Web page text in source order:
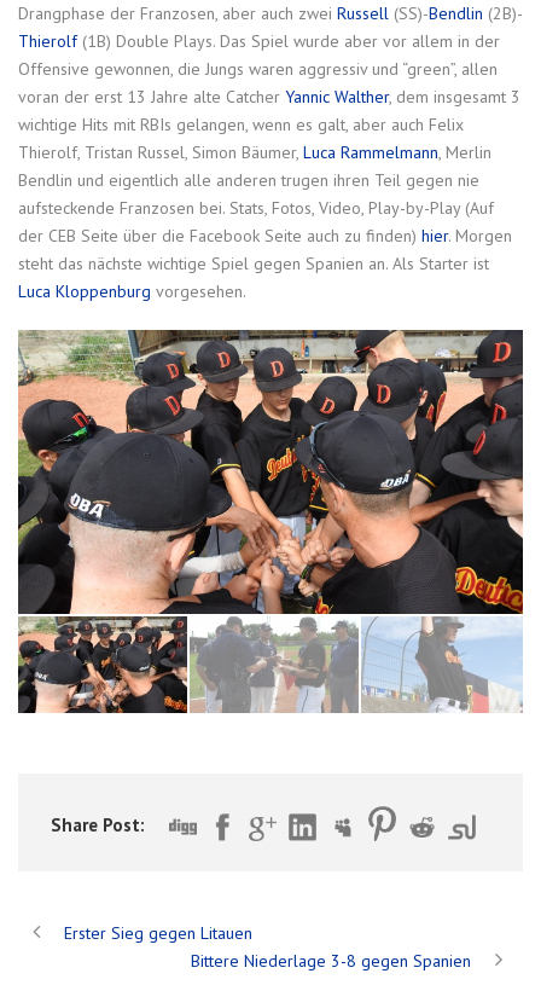
Drangphase der Franzosen, aber auch zwei Russell (SS)-Bendlin (2B)-
Thierolf(1B) Double Plays. Das Spiel wurde aber vor allem in der
Offensive gewonnen, die Jungs waren aggressiv und “green”, allen
voran der erst 13 Jahre alte Catcher Yannic Walther, dem insgesamt 3
wichtige Hits mit RBIs gelangen, wenn es galt, aber auch Felix
Thierolf, Tristan Russel, Simon Bäumer, Luca Rammelmann, Merlin
Bendlin und eigentlich alle anderen trugen ihren Teil gegen nie
aufsteckende Franzosen bei. Stats, Fotos, Video, Play-by-Play (Auf
der CEB Seite über die Facebook Seite auch zu finden) hier. Morgen
steht das nächste wichtige Spiel gegen Spanien an. Als Starter ist
Luca Kloppenburg vorgesehen.
Share Post:
Erster Sieg gegen Litauen
Bittere Niederlage 3-8 gegen Spanien